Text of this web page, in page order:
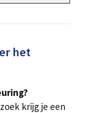
het
krijg je een